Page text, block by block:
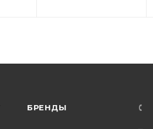
БРЕНДЫ